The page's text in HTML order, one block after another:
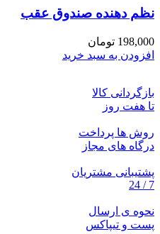
نظم دهنده صندوق عقب
198,000 تومان
افزودن به سبد خرید
بازگردانی کالا
تا هفت روز
روش ها پرداخت
درگاه های مجاز
پشتیبانی مشتریان
7 / 24
نحوه ی ارسال
پست و تیپاکس